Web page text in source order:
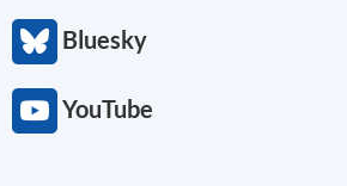
Bluesky
YouTube